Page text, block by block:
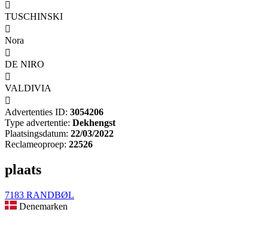

TUSCHINSKI

Nora

DE NIRO

VALDIVIA

Advertenties ID: 3054206
Type advertentie: Dekhengst
Plaatsingsdatum: 22/03/2022
Reclameoproep: 22526
plaats
7183 RANDBØL
Denemarken